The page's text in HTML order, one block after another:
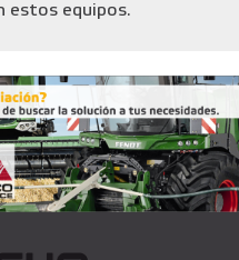
estos equipos.